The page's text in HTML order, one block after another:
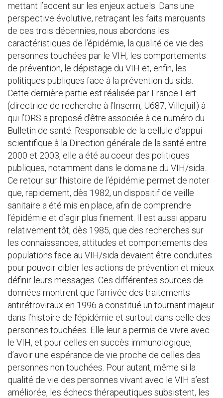
mettant l’accent sur les enjeux actuels. Dans une
perspective évolutive, retraçant les faits marquants
de ces trois décennies, nous abordons les
caractéristiques de l’épidémie, la qualité de vie des
personnes touchées par le VIH, les comportements
de prévention, le dépistage du VIH et, enfin, les
politiques publiques face à la prévention du sida.
Cette dernière partie est réalisée par France Lert
(directrice de recherche à l’Inserm, U687, Villejuif) à
qui l’ORS a proposé d’être associée à ce numéro du
Bulletin de santé. Responsable de la cellule d'appui
scientifique à la Direction générale de la santé entre
2000 et 2003, elle a été au coeur des politiques
publiques, notamment dans le domaine du VIH/sida.
Ce retour sur l’histoire de l’épidémie permet de noter
que, rapidement, dès 1982, un dispositif de veille
sanitaire a été mis en place, afin de comprendre
l’épidémie et d’agir plus finement. Il est aussi apparu
relativement tôt, dès 1985, que des recherches sur
les connaissances, attitudes et comportements des
populations face au VIH/sida devaient être conduites
pour pouvoir cibler les actions de prévention et mieux
définir leurs messages. Ces différentes sources de
données montrent que l’arrivée des traitements
antirétroviraux en 1996 a constitué un tournant majeur
dans l’histoire de l’épidémie et surtout dans celle des
personnes touchées. Elle leur a permis de vivre avec
le VIH, et pour celles en succès immunologique,
d’avoir une espérance de vie proche de celles des
personnes non touchées. Pour autant, même si la
qualité de vie des personnes vivant avec le VIH s’est
améliorée, les échecs thérapeutiques subsistent, les